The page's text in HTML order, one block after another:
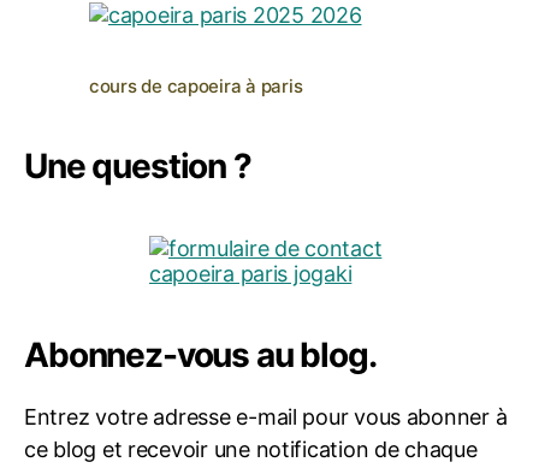
cours de capoeira à paris
Une question ?
Abonnez-vous au blog.
Entrez votre adresse e-mail pour vous abonner à
ce blog et recevoir une notification de chaque